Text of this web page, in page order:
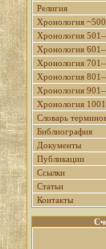
Религия
Хронология ~500
Хронология
Хронология
Хронология
Хронология
Хронология
Хронология
Словарь
Библиография
Документы
Публикации
Ссылки
Статьи
Контакты